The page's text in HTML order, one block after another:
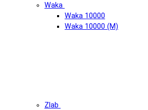
Waka
Waka 10000
Waka 10000 (М)
Zlab